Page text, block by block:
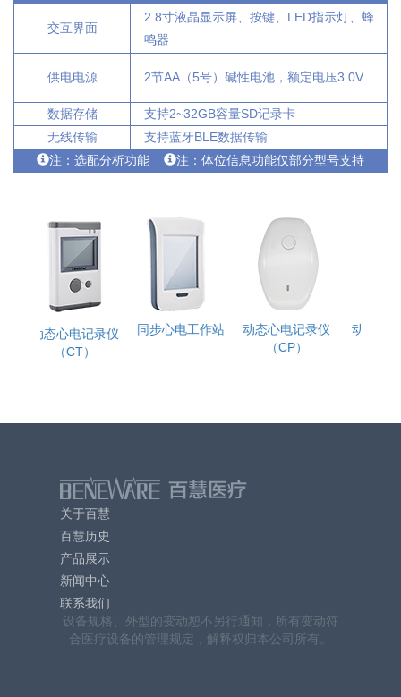
交互界面
2.8寸液晶显示屏、按键、LED指示灯、蜂
鸣器
供电电源 2节AA（5号）碱性电池，额定电压3.0V
数据存储
支持2~32GB容量SD记录卡
无线传输
支持蓝牙BLE数据传输
注：选配分析功能
注：体位信息功能仅部分型号支持
动态血压监护仪
心电血压数据管理
肺功能仪
关于百慧
百慧历史
产品展示
新闻中心
联系我们
设备规格、外型的变动恕不另行通知，所有变动符
合医疗设备的管理规定，解释权归本公司所有。